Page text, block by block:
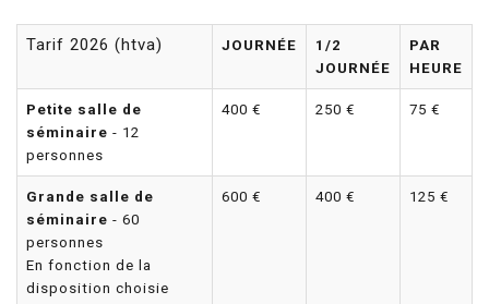
Tarif 2026 (htva) JOURNÉE
1/2
JOURNÉE
PAR
HEURE
Petite salle de
séminaire - 12
personnes
400 € 250 € 75 €
Grande salle de
séminaire - 60
personnes
En fonction de la
disposition choisie
600 € 400 € 125 €